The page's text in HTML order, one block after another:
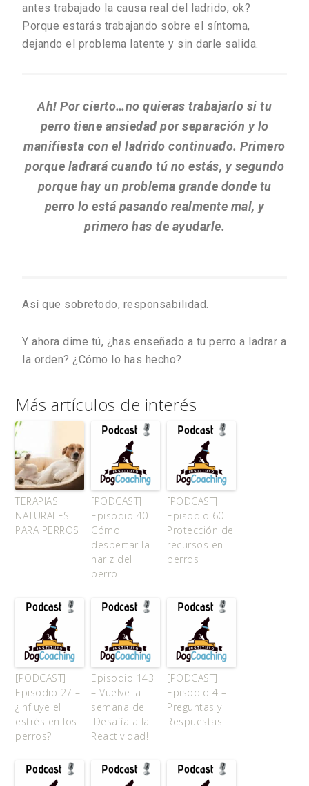
antes trabajado la causa real del ladrido, ok?
Porque estarás trabajando sobre el síntoma,
dejando el problema latente y sin darle salida.
Ah! Por cierto…no quieras trabajarlo si tu
perro tiene ansiedad por separación y lo
manifiesta con el ladrido continuado. Primero
porque ladrará cuando tú no estás, y segundo
porque hay un problema grande donde tu
perro lo está pasando realmente mal, y
primero has de ayudarle.
Así que sobretodo, responsabilidad.
Y ahora dime tú, ¿has enseñado a tu perro a ladrar a
la orden? ¿Cómo lo has hecho?
Más artículos de interés
TERAPIAS
NATURALES
PARA PERROS
[PODCAST]
Episodio 40 –
Cómo
despertar la
nariz del
perro
[PODCAST]
Episodio 60 –
Protección de
recursos en
perros
[PODCAST]
Episodio 27 –
¿Influye el
estrés en los
perros?
Episodio 143
– Vuelve la
semana de
¡Desafía a la
Reactividad!
[PODCAST]
Episodio 4 –
Preguntas y
Respuestas